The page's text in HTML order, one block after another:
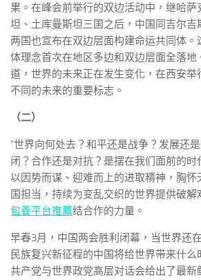
果。在峰会前举行的双边活动中，继哈
坦、土库曼斯坦三国之后，中国同吉尔吉
两国也宣布在双边层面构建命运共同体。
体理念首次在地区多边和双边层面全落地
道，世界的未来正在发生变化，在西安举
不同的未来的重要标志。
（二）
“世界向何处去？和平还是战争？发展还
闭？合作还是对抗？是摆在我们面前的时
以因势而谋、迎难而上的进取精神，胸怀
国担当，持续为变乱交织的世界提供破解
包養平台推薦结合作的力量。
早春3月，中国两会胜利闭幕，当世界还
民族复兴新征程的中国将给世界带来什么
共产党与世界政党高层对话会给出了最新